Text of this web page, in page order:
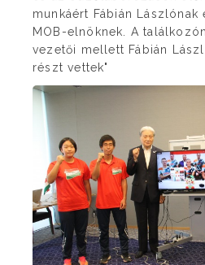
munkáért Fábián Lászlónak
MOB-elnöknek. A
vezetői mellett Fábián
részt vettek"